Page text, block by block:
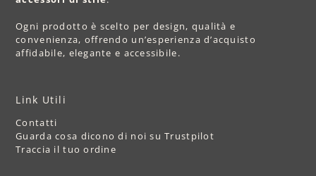
Ogni prodotto è scelto per design, qualità e
convenienza, offrendo un’esperienza d’acquisto
affidabile, elegante e accessibile.
Link Utili
Contatti
Guarda cosa dicono di noi su Trustpilot
Traccia il tuo ordine